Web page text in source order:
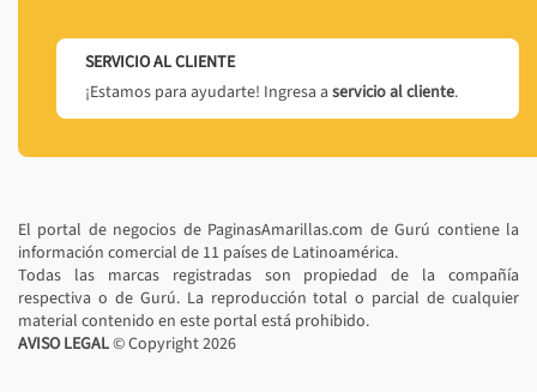
SERVICIO AL CLIENTE
¡Estamos para ayudarte! Ingresa a servicio al cliente.
El portal de negocios de PaginasAmarillas.com de Gurú contiene la
información comercial de 11 países de Latinoamérica.
Todas las marcas registradas son propiedad de la compañía
respectiva o de Gurú. La reproducción total o parcial de cualquier
material contenido en este portal está prohibido.
AVISO LEGAL© Copyright2026